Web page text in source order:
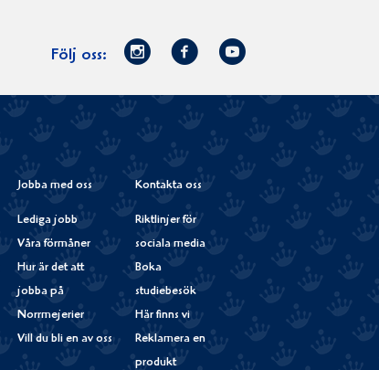
Följ oss:
Norrmejerier
Instagram
Facebook
Youtube
Jobba med oss
Lediga jobb
Våra förmåner
Hur är det att
jobba på
Norrmejerier
Vill du bli en av oss
Kontakta oss
Riktlinjer för
sociala media
Boka
studiebesök
Här finns vi
Reklamera en
produkt